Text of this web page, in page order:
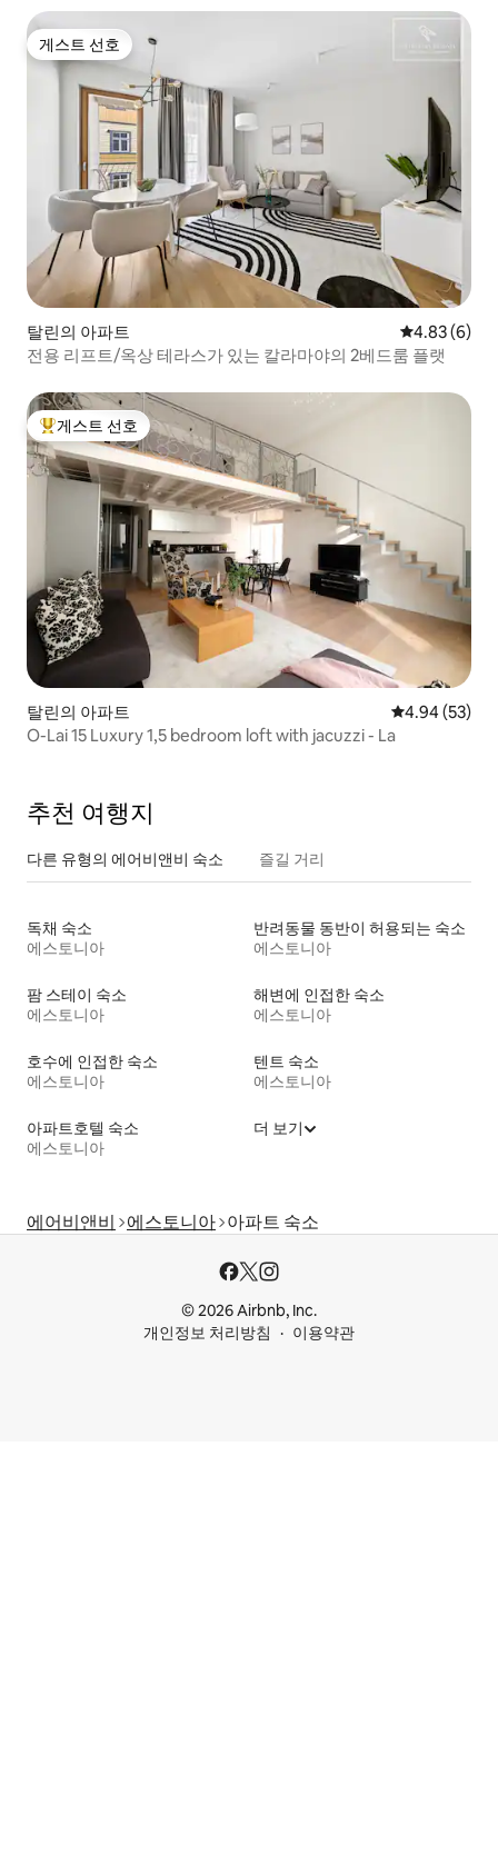
게스트 선호
게스트 선호
탈린의 아파트 평점 4.83점
4.83 (6)
전용 리프트/옥상 테라스가 있는 칼라마야의 2베드룸 플랫
상위 게스트 선호
게스트 선호
탈린의 아파트 평점 4.94점(5
4.94 (53)
O-Lai 15 Luxury 1,5 bedroom loft with jacuzzi - La
추천 여행지
다른 유형의 에어비앤비 숙소 즐길 거리
독채 숙소
에스토니아
반려동물 동반이 허용되는 숙소
에스토니아
팜 스테이 숙소
에스토니아
해변에 인접한 숙소
에스토니아
호수에 인접한 숙소
에스토니아
텐트 숙소
에스토니아
아파트호텔 숙소
에스토니아
더 보기
에어비앤비 에스토니아 아파트 숙소
© 2026 Airbnb, Inc.
개인정보 처리방침
이용약관